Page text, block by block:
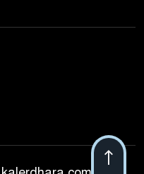
নতুন সম্ভাবনা;
গুরুত্ব দিচ্ছে উপজেলা